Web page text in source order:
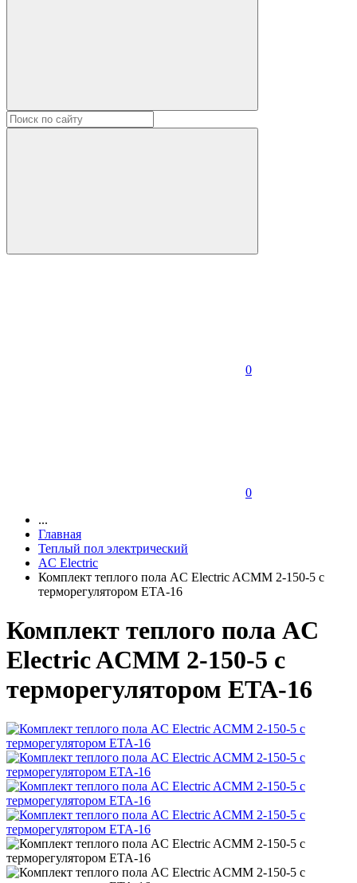
0
0
...
Главная
Теплый пол электрический
AC Electric
Комплект теплого пола AC Electric ACMM 2-150-5 с
терморегулятором ETA-16
Комплект теплого пола AC
Electric ACMM 2-150-5 с
терморегулятором ETA-16